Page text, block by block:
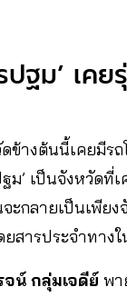
ปฐม’ เค
ข้างต้นนี้เคยมีร
ม’ เป็นจังหวัดที่
ะกลายเป็นเพียง
สารประจำทางใ
น์ กลุ่มเจดีย์ พา